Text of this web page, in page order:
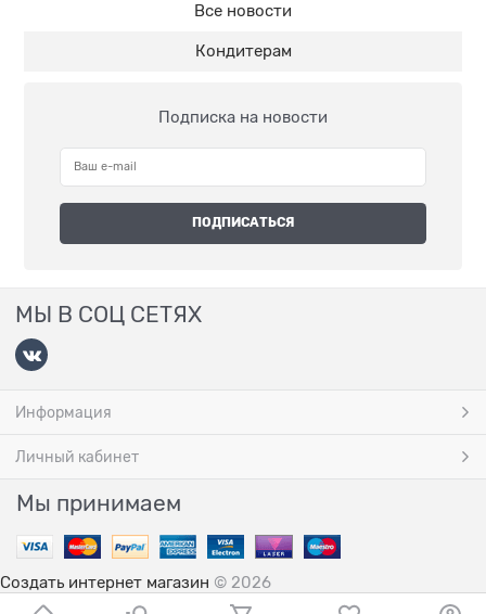
Все новости
Кондитерам
Подписка на новости
МЫ В СОЦ СЕТЯХ
Информация
Личный кабинет
Мы принимаем
Создать интернет магазин © 2026